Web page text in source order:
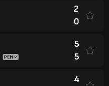
2
0
5
5
4